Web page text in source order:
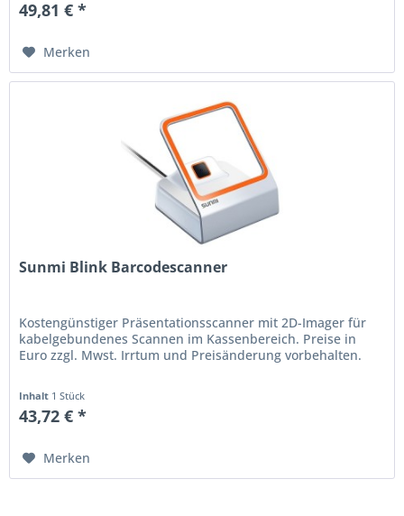
49,81 € *
Merken
Sunmi Blink Barcodescanner
Kostengünstiger Präsentationsscanner mit 2D-Imager für
kabelgebundenes Scannen im Kassenbereich. Preise in
Euro zzgl. Mwst. Irrtum und Preisänderung vorbehalten.
Inhalt 1 Stück
43,72 € *
Merken